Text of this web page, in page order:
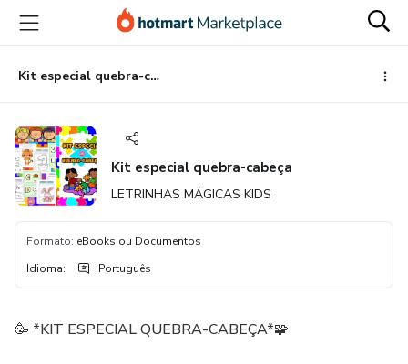
para
conteúdo
principal
para
pagamento
para
rodapé
Kit especial quebra-cabeça
Kit especial quebra-cabeça
LETRINHAS MÁGICAS KIDS
Formato: eBooks ou Documentos
Idioma: Português
🥳 *KIT ESPECIAL QUEBRA-CABEÇA*🧩